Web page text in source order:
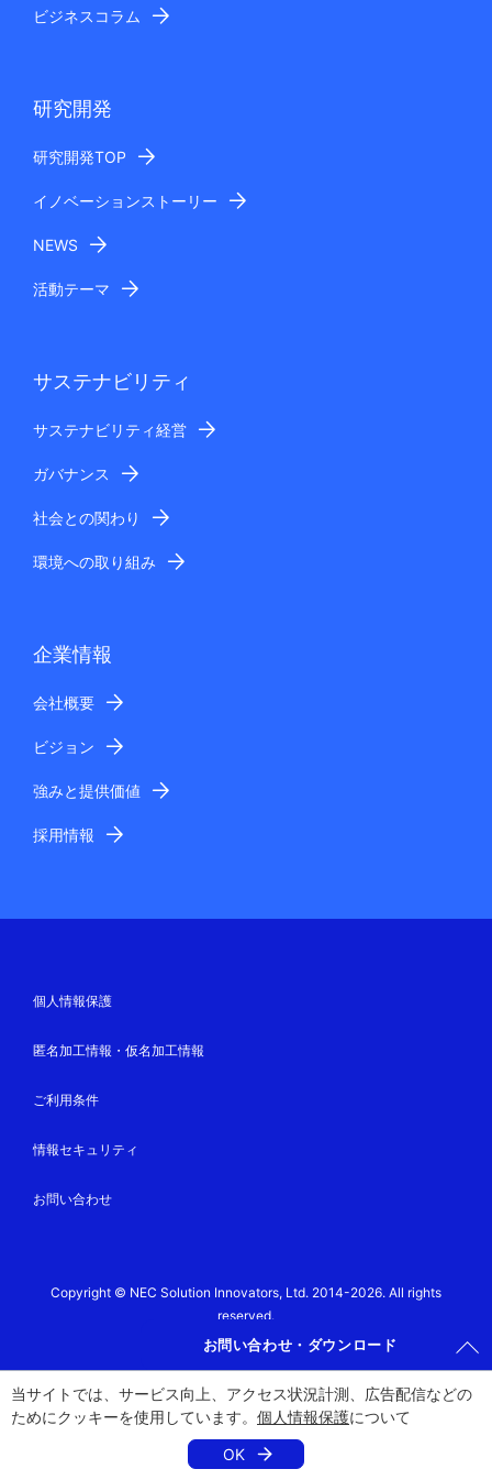
当サイトでは、サービス向上、アクセス状況計測、広告配信などの
ためにクッキーを使用しています。 個人情報保護について
OK
お問い合わせ・ダウンロード
ビジネスコラム
研究開発
研究開発TOP
イノベーションストーリー
NEWS
活動テーマ
サステナビリティ
サステナビリティ経営
ガバナンス
社会との関わり
環境への取り組み
企業情報
会社概要
ビジョン
強みと提供価値
採用情報
個人情報保護
匿名加工情報・仮名加工情報
ご利用条件
情報セキュリティ
お問い合わせ
Copyright © NEC Solution Innovators, Ltd. 2014-2026. All rights
reserved.